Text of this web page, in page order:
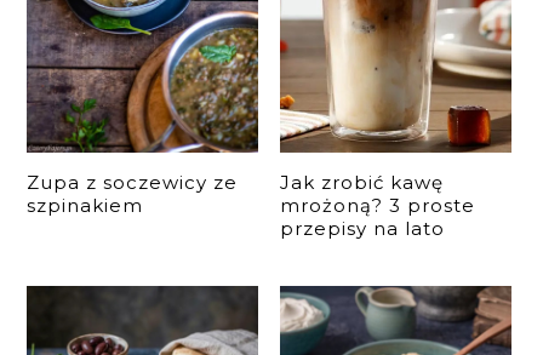
Zupa z soczewicy ze
szpinakiem
Jak zrobić kawę
mrożoną? 3 proste
przepisy na lato